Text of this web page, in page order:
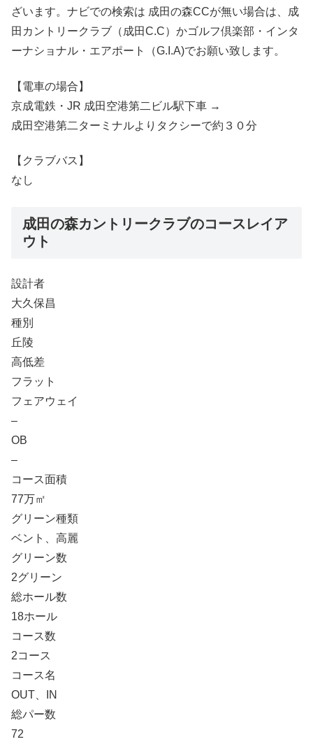
ざいます。ナビでの検索は 成田の森CCが無い場合は、成
田カントリークラブ（成田C.C）かゴルフ倶楽部・インタ
ーナショナル・エアポート（G.I.A)でお願い致します。
【電車の場合】
京成電鉄・JR 成田空港第二ビル駅下車 →
成田空港第二ターミナルよりタクシーで約３０分
【クラブバス】
なし
成田の森カントリークラブのコースレイア
ウト
設計者
大久保昌
種別
丘陵
高低差
フラット
フェアウェイ
–
OB
–
コース面積
77万㎡
グリーン種類
ベント、高麗
グリーン数
2グリーン
総ホール数
18ホール
コース数
2コース
コース名
OUT、IN
総パー数
72